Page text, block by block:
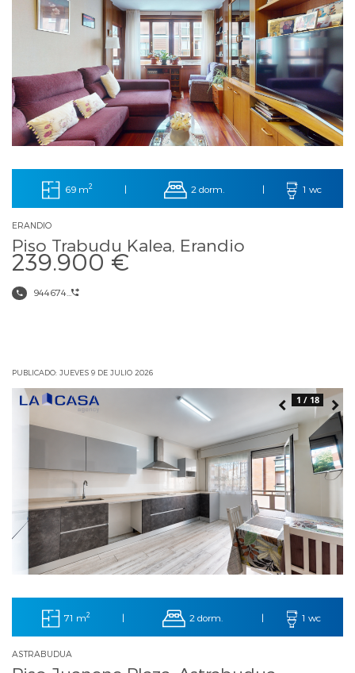
69 m2 | 2 dorm. | 1 wc
ERANDIO
Piso Trabudu Kalea, Erandio
239.900 €
944674...
PUBLICADO: JUEVES 9 DE JULIO 2026
1 / 18
71 m2 | 2 dorm. | 1 wc
ASTRABUDUA